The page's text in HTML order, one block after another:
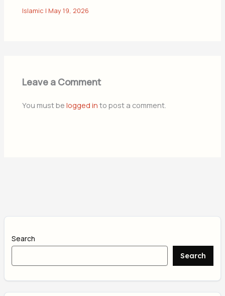
Islamic | May 19, 2026
Leave a Comment
You must belogged in to post a comment.
Search
Search